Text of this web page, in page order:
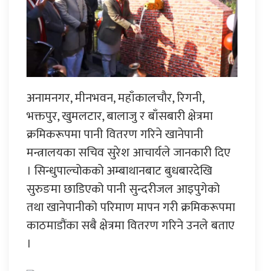
अनामनगर, मीनभवन, महाँकालचौर, रिगनी,
भक्तपुर, खुमलटार, बालाजु र बाँसबारी क्षेत्रमा
क्रमिकरूपमा पानी वितरण गरिने खानेपानी
मन्त्रालयका सचिव सुरेश आचार्यले जानकारी दिए
। सिन्धुपाल्चोकको अम्बाथानबाट बुधबारदेखि
सुरुङमा छाडिएको पानी सुन्दरीजल आइपुगेको
तथा खानेपानीको परिमाण मापन गरी क्रमिकरूपमा
काठमाडौंका सबै क्षेत्रमा वितरण गरिने उनले बताए
।